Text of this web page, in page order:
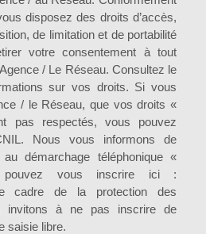
disposez des droits d’accès,
de limitation et de portabilité
votre consentement à tout
/ Le Réseau. Consultez le
sur vos droits. Si vous
/ le Réseau, que vos droits «
pas respectés, vous pouvez
Nous vous informons de
démarchage téléphonique «
vous inscrire ici :
cadre de la protection des
invitons à ne pas inscrire de
saisie libre.